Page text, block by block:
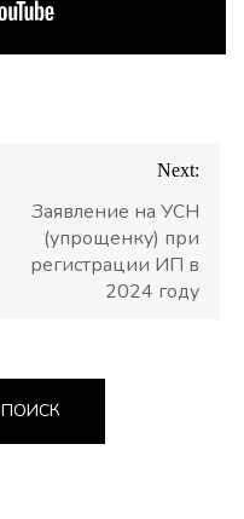
Next:
Заявление на УСН
(упрощенку) при
регистрации ИП в
2024 году
ПОИСК